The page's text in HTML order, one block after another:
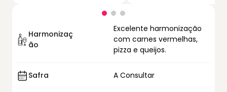
Harmonizaç
ão
Excelente harmonização
com carnes vermelhas,
pizza e queijos.
Safra A Consultar